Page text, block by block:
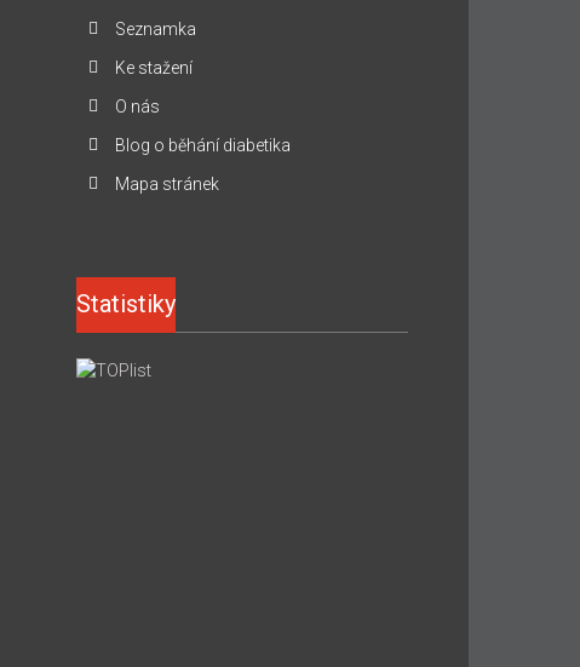
Seznamka
Ke stažení
O nás
Blog o běhání diabetika
Mapa stránek
Statistiky